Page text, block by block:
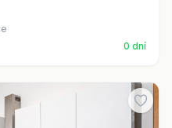
0 dní